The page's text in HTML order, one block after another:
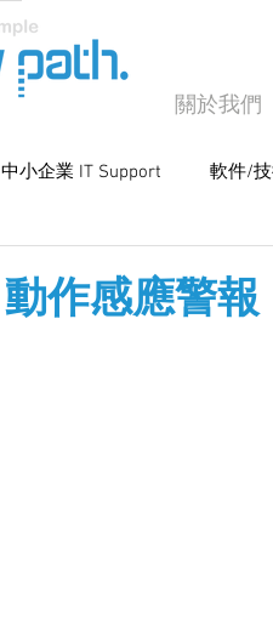
關於我們
中小企業 IT Support 軟件/
動作感應警